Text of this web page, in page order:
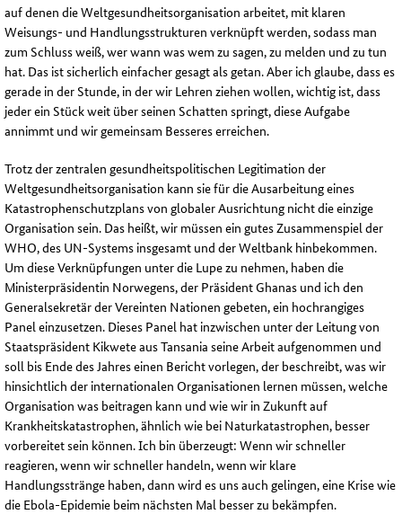
auf denen die Weltgesundheitsorganisation arbeitet, mit klaren
Weisungs- und Handlungsstrukturen verknüpft werden, sodass man
zum Schluss weiß, wer wann was wem zu sagen, zu melden und zu tun
hat. Das ist sicherlich einfacher gesagt als getan. Aber ich glaube, dass es
gerade in der Stunde, in der wir Lehren ziehen wollen, wichtig ist, dass
jeder ein Stück weit über seinen Schatten springt, diese Aufgabe
annimmt und wir gemeinsam Besseres erreichen.
Trotz der zentralen gesundheitspolitischen Legitimation der
Weltgesundheitsorganisation kann sie für die Ausarbeitung eines
Katastrophenschutzplans von globaler Ausrichtung nicht die einzige
Organisation sein. Das heißt, wir müssen ein gutes Zusammenspiel der
WHO, des UN-Systems insgesamt und der Weltbank hinbekommen.
Um diese Verknüpfungen unter die Lupe zu nehmen, haben die
Ministerpräsidentin Norwegens, der Präsident Ghanas und ich den
Generalsekretär der Vereinten Nationen gebeten, ein hochrangiges
Panel einzusetzen. Dieses Panel hat inzwischen unter der Leitung von
Staatspräsident Kikwete aus Tansania seine Arbeit aufgenommen und
soll bis Ende des Jahres einen Bericht vorlegen, der beschreibt, was wir
hinsichtlich der internationalen Organisationen lernen müssen, welche
Organisation was beitragen kann und wie wir in Zukunft auf
Krankheitskatastrophen, ähnlich wie bei Naturkatastrophen, besser
vorbereitet sein können. Ich bin überzeugt: Wenn wir schneller
reagieren, wenn wir schneller handeln, wenn wir klare
Handlungsstränge haben, dann wird es uns auch gelingen, eine Krise wie
die Ebola-Epidemie beim nächsten Mal besser zu bekämpfen.